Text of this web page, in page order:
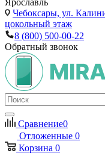
Ярославль
Чебоксары, ул.
цокольный этаж
8 (800) 500-00-22
Обратный звонок
Сравнение0
Отложенные 0
Корзина 0